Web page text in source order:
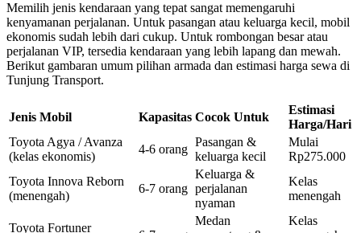
Memilih jenis kendaraan yang tepat sangat memengaruhi
kenyamanan perjalanan. Untuk pasangan atau keluarga kecil, mobil
ekonomis sudah lebih dari cukup. Untuk rombongan besar atau
perjalanan VIP, tersedia kendaraan yang lebih lapang dan mewah.
Berikut gambaran umum pilihan armada dan estimasi harga sewa di
Tunjung Transport.
Jenis Mobil Kapasitas Cocok Untuk
Estimasi
Harga/Hari
Toyota Agya / Avanza
(kelas ekonomis)
4-6 orang
Pasangan &
keluarga kecil
Mulai
Rp275.000
Toyota Innova Reborn
(menengah)
6-7 orang
Keluarga &
perjalanan
nyaman
Kelas
menengah
Toyota Fortuner
Medan
Kelas